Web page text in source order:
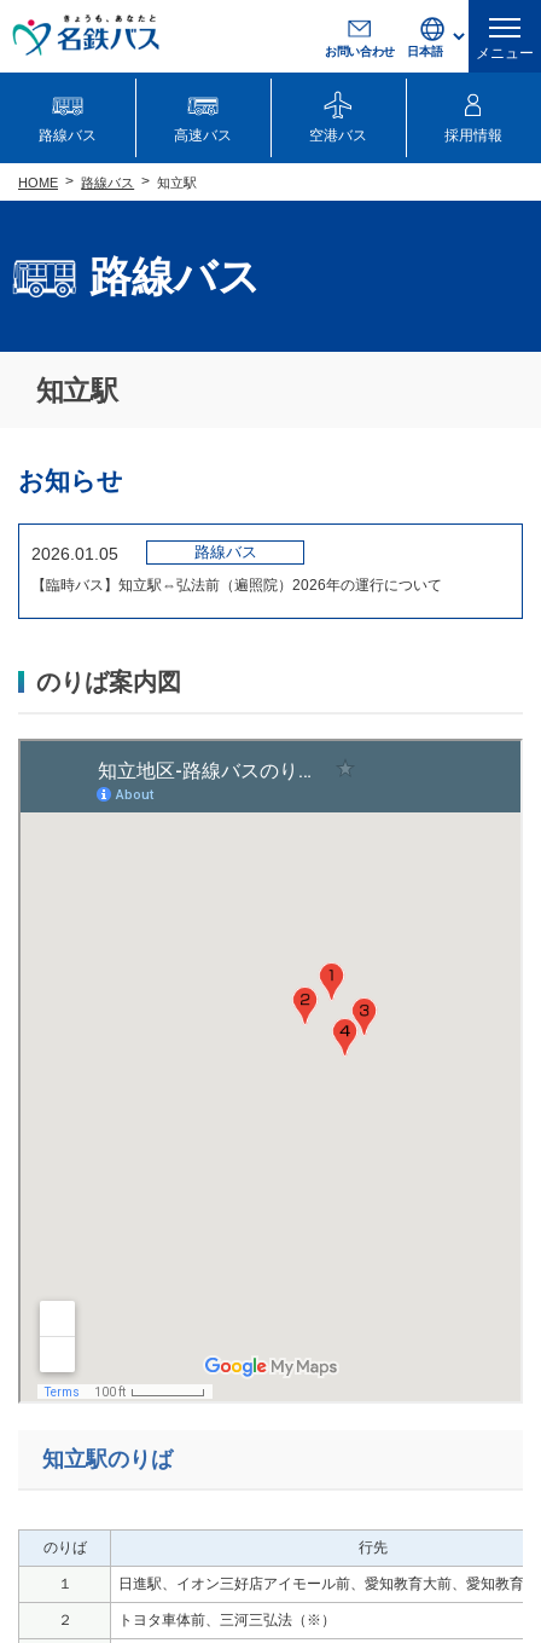
お問い合わせ メニュー
路線バス 高速バス 空港バス 採用情報
路線バス
HOME 路線バス 知立駅
知立駅
お知らせ
2026.01.05 路線バス
【臨時バス】知立駅⇔弘法前（遍照院）2026年の運行について
のりば案内図
知立駅のりば
のりば 行先
１ 日進駅、イオン三好店アイモール前、愛知教育大前、愛知教育
２ トヨタ車体前、三河三弘法（※）